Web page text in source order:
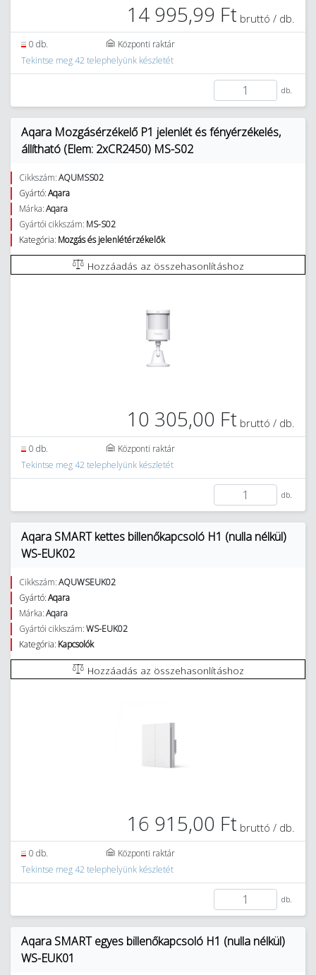
14 995,99 Ft bruttó / db.
0 db.
Központi raktár
Tekintse meg 42 telephelyünk készletét
db.
Aqara Mozgásérzékelő P1 jelenlét és fényérzékelés,
állítható (Elem: 2xCR2450) MS-S02
Cikkszám:AQUMSS02
Gyártó:Aqara
Márka:Aqara
Gyártói cikkszám: MS-S02
Kategória: Mozgás és jelenlétérzékelők
Hozzáadás az összehasonlításhoz
10 305,00 Ft bruttó / db.
0 db.
Központi raktár
Tekintse meg 42 telephelyünk készletét
db.
Aqara SMART kettes billenőkapcsoló H1 (nulla nélkül)
WS-EUK02
Cikkszám:AQUWSEUK02
Gyártó:Aqara
Márka:Aqara
Gyártói cikkszám:WS-EUK02
Kategória: Kapcsolók
Hozzáadás az összehasonlításhoz
16 915,00 Ft bruttó / db.
0 db.
Központi raktár
Tekintse meg 42 telephelyünk készletét
db.
Aqara SMART egyes billenőkapcsoló H1 (nulla nélkül)
WS-EUK01